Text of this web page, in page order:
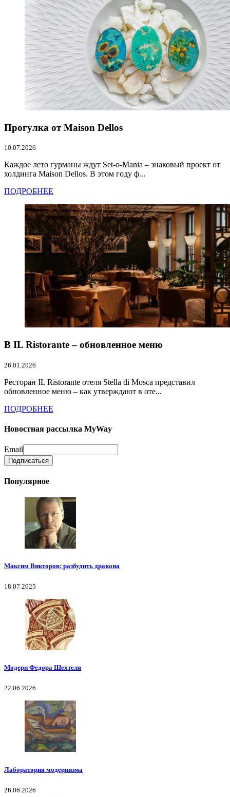
Прогулка от Maison Dellos
10.07.2026
Каждое лето гурманы ждут Set-o-Mania – знаковый проект от
холдинга Maison Dellos. В этом году ф...
ПОДРОБНЕЕ
В IL Ristorante – обновленное меню
26.01.2026
Ресторан IL Ristorante отеля Stella di Mosca представил
обновленное меню – как утверждают в оте...
ПОДРОБНЕЕ
Новостная рассылка MyWay
Email
Популярное
Максим Викторов: разбудить дракона
18.07.2025
Модерн Федора Шехтеля
22.06.2026
Лаборатория модернизма
26.06.2026